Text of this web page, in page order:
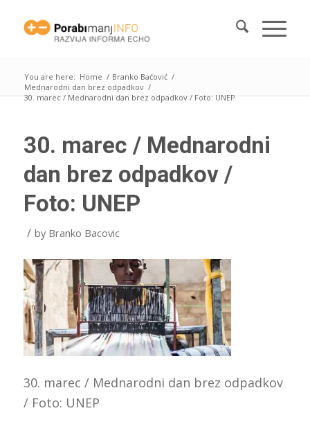
You are here: Home / Branko Baćović /
Mednarodni dan brez odpadkov /
30. marec / Mednarodni dan brez odpadkov / Foto: UNEP
30. marec / Mednarodni
dan brez odpadkov /
Foto: UNEP
/ by Branko Bacovic
30. marec / Mednarodni dan brez odpadkov
/ Foto: UNEP